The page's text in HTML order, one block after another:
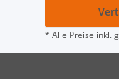
* Alle Preise inkl.